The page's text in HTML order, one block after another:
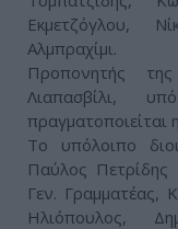
Εκμετζόγλου,
Αλμπραχίμι.
Προπονητής
Λιαπασβίλι,
πραγματοποιείται
Το υπόλοιπο
Παύλος Πετρίδης
Γεν. Γραμματέας,
Ηλιόπουλος,